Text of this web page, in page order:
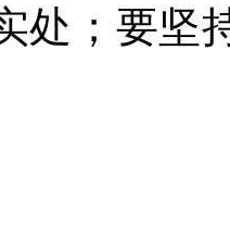
处；要坚